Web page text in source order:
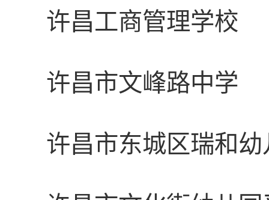
许昌工商管理学校
许昌市文峰路中学
许昌市东城区瑞和幼